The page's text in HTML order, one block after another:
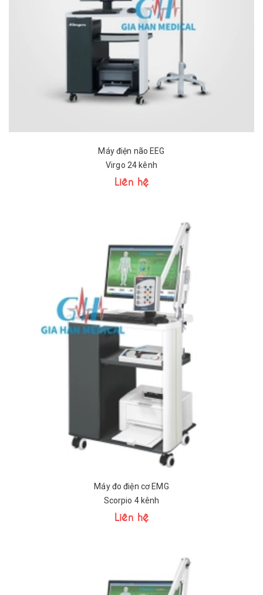
Máy điện não EEG
Virgo 24 kênh
Liên hệ
Máy đo điện cơ EMG
Scorpio 4 kênh
Liên hệ